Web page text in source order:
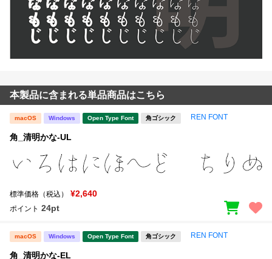
本製品に含まれる単品商品はこちら
macOS Windows Open Type Font 角ゴシック REN FONT
角_清明かな-UL
標準価格（税込） ¥2,640
ポイント 24pt
macOS Windows Open Type Font 角ゴシック REN FONT
角_清明かな-EL